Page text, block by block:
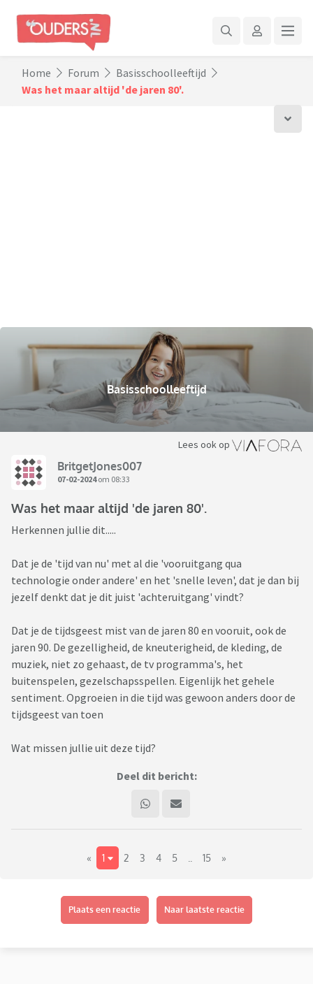
Home Forum
Basisschoolleeftijd
Was het maar altijd 'de jaren 80'.
Basisschoolleeftijd
Lees ook op
BritgetJones007
07-02-2024om 08:33
Was het maar altijd 'de jaren 80'.
Herkennen jullie dit.....
Dat je de 'tijd van nu' met al die 'vooruitgang qua
technologie onder andere' en het 'snelle leven', dat je dan bij
jezelf denkt dat je dit juist 'achteruitgang' vindt?
Dat je de tijdsgeest mist van de jaren 80 en vooruit, ook de
jaren 90. De gezelligheid, de kneuterigheid, de kleding, de
muziek, niet zo gehaast, de tv programma's, het
buitenspelen, gezelschapsspellen. Eigenlijk het gehele
sentiment. Opgroeien in die tijd was gewoon anders door de
tijdsgeest van toen
Wat missen jullie uit deze tijd?
Deel dit bericht:
« 1 2 3 4 5 15 »
Plaats een reactie Naar laatste reactie